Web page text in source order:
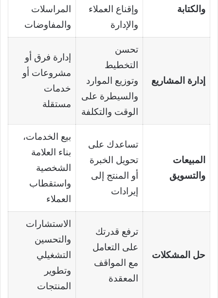
والكتابة
وإقناع العملاء
والإدارة
المراسلات
والمفاوضات
إدارة المشاريع
تحسن
التخطيط
وتوزيع الموارد
والسيطرة على
الوقت والتكلفة
إدارة فرق أو
مشروعات أو
خدمات
مستقلة
المبيعات
والتسويق
تساعدك على
تحويل الخبرة
أو المنتج إلى
إيرادات
بيع الخدمات،
بناء العلامة
الشخصية
واستقطاب
العملاء
حل المشكلات
ترفع قدرتك
على التعامل
مع المواقف
المعقدة
الاستشارات
والتحسين
التشغيلي
وتطوير
المنتجات